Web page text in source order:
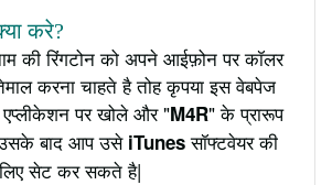
करे?
की रिंगटोन को अपने आईफ़ोन पर कॉलर
करना चाहते है तोह कृपया इस वेबपेज
पर खोले और "M4R" के प्रारूप
बाद आप उसे iTunesसॉफ्टवेयर की
सेट कर सकते है|